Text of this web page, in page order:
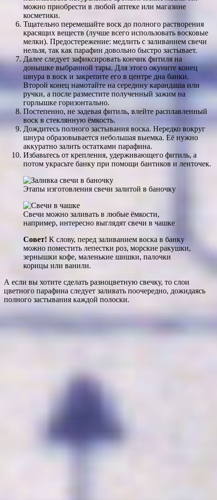
можно приобрести в любой аптеке или магазине
косметики.
Тщательно перемешайте воск до полного растворения
красящих веществ (лучше всего использовать восковые
мелки). Предостережение: медлить с заливанием свечи
нельзя, так как парафин довольно быстро застывает.
Далее следует зафиксировать кончик фитиля на
донышке выбранной тары. Для этого окуните конец
шнура в воск и закрепите его в центре дна банки.
Второй конец намотайте на середину карандаша или
ручки, а после разместите полученный зажим на
горлышке горизонтально.
Постепенно, не задевая фитиль, влейте расплавленный
воск в стеклянную ёмкость.
Дождитесь полного застывания воска. Нередко вокруг
шнура образовывается небольшая выемка. Её нужно
аккуратно залить остатками парафина.
Избавьтесь от крепления, удерживающего фитиль, а
потом украсьте банку при помощи бантиков и ленточек.
Этапы изготовления свечи залитой в баночку
Свечи можно заливать в любые ёмкости,
например, интересно выглядят свечи в чашке
Совет! К слову, перед заливанием воска в банку
можно поместить лепестки роз, морские ракушки,
зернышки кофе, маленькие шишки, палочки
корицы или ванили.
А если вы хотите сделать разноцветную свечку, то слои
цветного парафина следует заливать поочередно, дожидаясь
полного застывания каждой полоски.